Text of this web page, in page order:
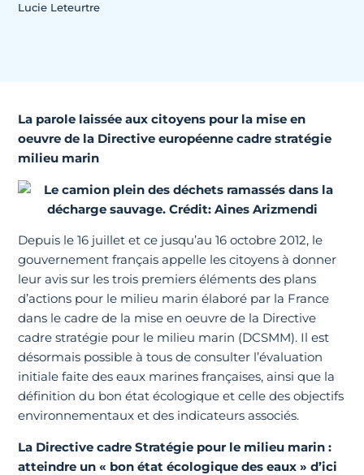
Lucie Leteurtre
La parole laissée aux citoyens pour la mise en
oeuvre de la Directive européenne cadre stratégie
milieu marin
Depuis le 16 juillet et ce jusqu’au 16 octobre 2012, le
gouvernement français appelle les citoyens à donner
leur avis sur les trois premiers éléments des plans
d’actions pour le milieu marin élaboré par la France
dans le cadre de la mise en oeuvre de la Directive
cadre stratégie pour le milieu marin (DCSMM). Il est
désormais possible à tous de consulter l’évaluation
initiale faite des eaux marines françaises, ainsi que la
définition du bon état écologique et celle des objectifs
environnementaux et des indicateurs associés.
La Directive cadre Stratégie pour le milieu marin :
atteindre un « bon état écologique des eaux » d’ici